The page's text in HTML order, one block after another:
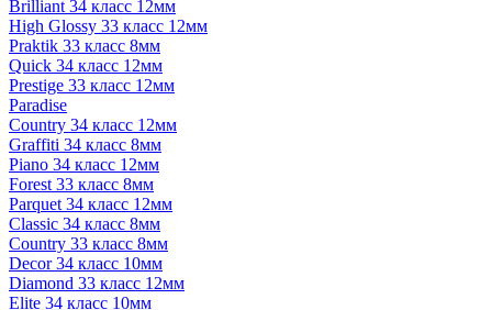
Brilliant 34 класс 12мм
High Glossy 33 класс 12мм
Praktik 33 класс 8мм
Quick 34 класс 12мм
Prestige 33 класс 12мм
Paradise
Country 34 класс 12мм
Graffiti 34 класс 8мм
Piano 34 класс 12мм
Forest 33 класс 8мм
Parquet 34 класс 12мм
Classic 34 класс 8мм
Country 33 класс 8мм
Decor 34 класс 10мм
Diamond 33 класс 12мм
Elite 34 класс 10мм